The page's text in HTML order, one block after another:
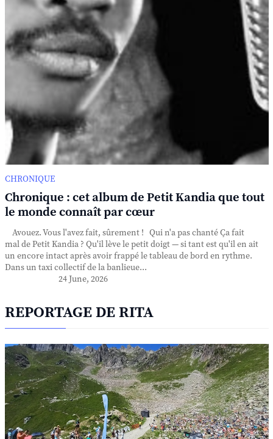
CHRONIQUE
Chronique : cet album de Petit Kandia que tout
le monde connaît par cœur
Avouez. Vous l'avez fait, sûrement ! Qui n'a pas chanté Ça fait
mal de Petit Kandia ? Qu'il lève le petit doigt — si tant est qu'il en ait
un encore intact après avoir frappé le tableau de bord en rythme.
Dans un taxi collectif de la banlieue...
24 June, 2026
REPORTAGE DE RITA